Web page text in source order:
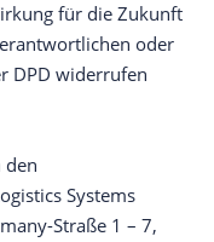
für die Zukunft
oder
DPD widerrufen
den
Systems
Straße 1 – 7,